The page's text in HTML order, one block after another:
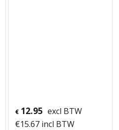
€ 12.95 excl BTW
€15.67 incl BTW